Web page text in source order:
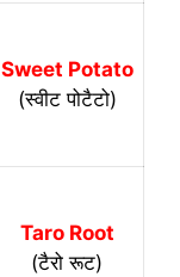
Sweet Potato
(स्वीट पोटैटो)
Taro Root
(टैरो रूट)